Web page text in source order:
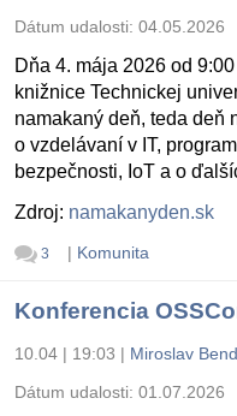
Dátum udalosti: 04.05.2026
Dňa 4. mája 2026 od
knižnice Technickej
namakaný deň, teda deň
o vzdelávaní v IT,
bezpečnosti, IoT a o
Zdroj: namakanyden.sk
3 | Komunita
Konferencia
10.04 | 19:03 | Miroslav
Dátum udalosti: 01.07.2026